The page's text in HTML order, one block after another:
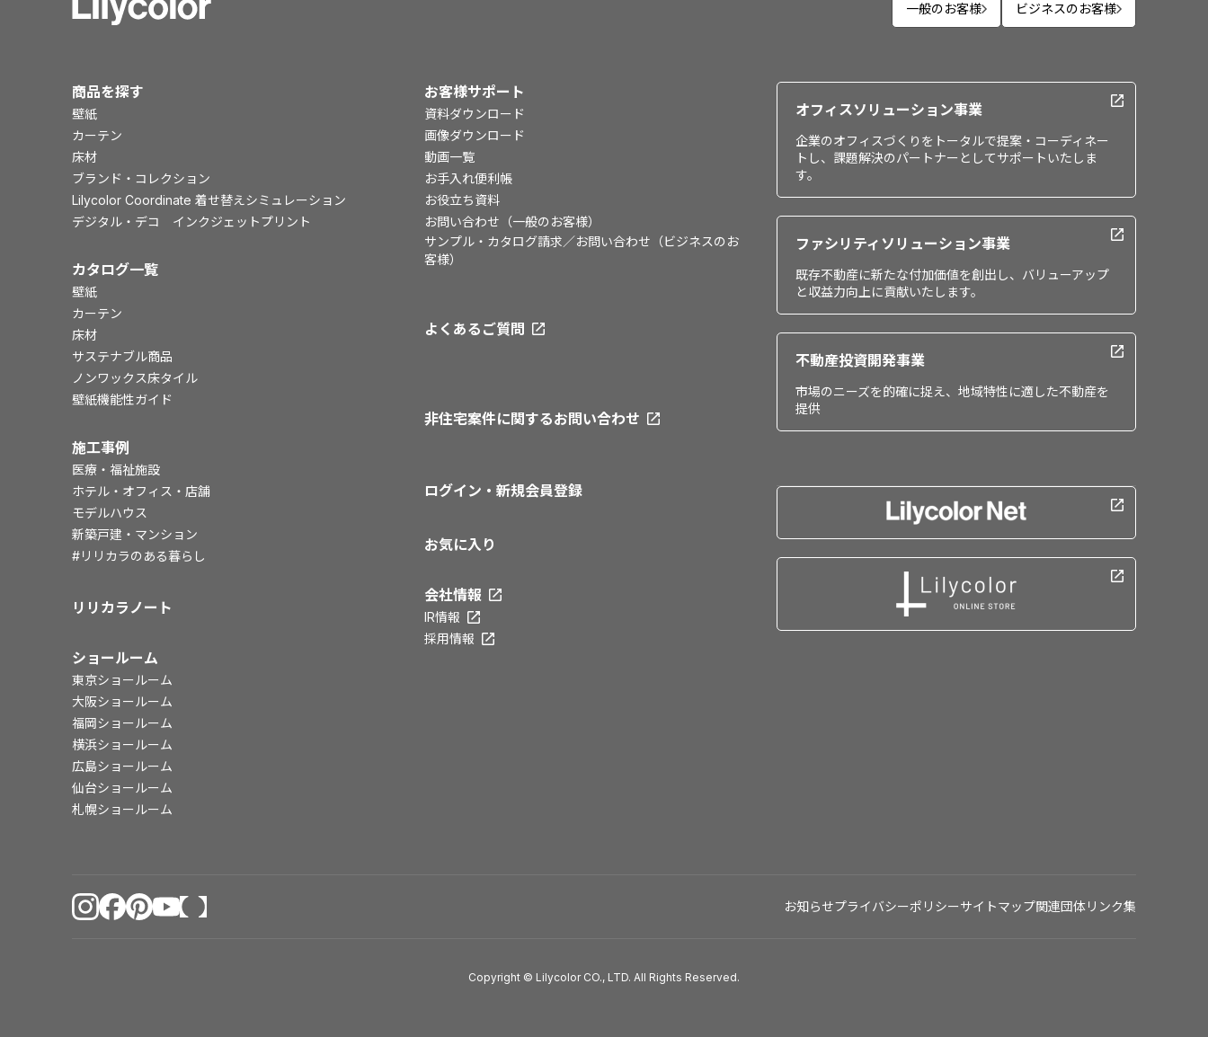
一般のお客様 ビジネスのお客様
商品を探す
壁紙
カーテン
床材
ブランド・コレクション
Lilycolor Coordinate 着せ替えシミュレーション
デジタル・デコ インクジェットプリント
カタログ一覧
壁紙
カーテン
床材
サステナブル商品
ノンワックス床タイル
壁紙機能性ガイド
施工事例
医療・福祉施設
ホテル・オフィス・店舗
モデルハウス
新築戸建・マンション
#リリカラのある暮らし
リリカラノート
ショールーム
東京ショールーム
大阪ショールーム
福岡ショールーム
横浜ショールーム
広島ショールーム
仙台ショールーム
札幌ショールーム
お客様サポート
資料ダウンロード
画像ダウンロード
動画一覧
お手入れ便利帳
お役立ち資料
お問い合わせ（一般のお客様）
サンプル・カタログ請求／お問い合わせ（ビジネスのお
客様）
よくあるご質問
非住宅案件に関するお問い合わせ
ログイン・新規会員登録
お気に入り
会社情報
IR情報
採用情報
オフィスソリューション事業
企業のオフィスづくりをトータルで提案・コーディネー
トし、課題解決のパートナーとしてサポートいたしま
す。
ファシリティソリューション事業
既存不動産に新たな付加価値を創出し、バリューアップ
と収益力向上に貢献いたします。
不動産投資開発事業
市場のニーズを的確に捉え、地域特性に適した不動産を
提供
お知らせプライバシーポリシーサイトマップ関連団体リンク集
Copyright © Lilycolor CO., LTD. All Rights Reserved.